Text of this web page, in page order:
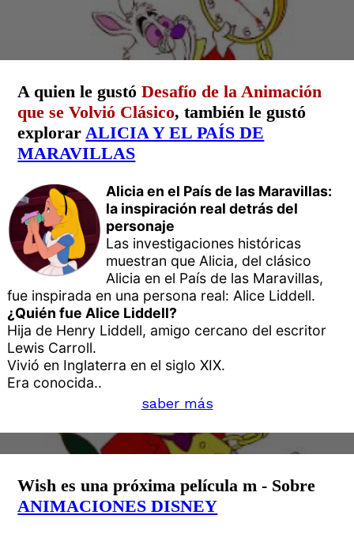
A quien le gustóDesafío de la Animación
que se Volvió Clásico, también le gustó
explorarALICIA Y EL PAÍS DE
MARAVILLAS
Alicia en el País de las Maravillas:
la inspiración real detrás del
personaje
Las investigaciones históricas
muestran que Alicia, del clásico
Alicia en el País de las Maravillas,
fue inspirada en una persona real: Alice Liddell.
¿Quién fue Alice Liddell?
Hija de Henry Liddell, amigo cercano del escritor
Lewis Carroll.
Vivió en Inglaterra en el siglo XIX.
Era conocida..
saber más
Wish es una próxima película m - Sobre
ANIMACIONES DISNEY